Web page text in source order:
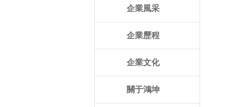
企業風采
企業歷程
企業文化
關于鴻坤